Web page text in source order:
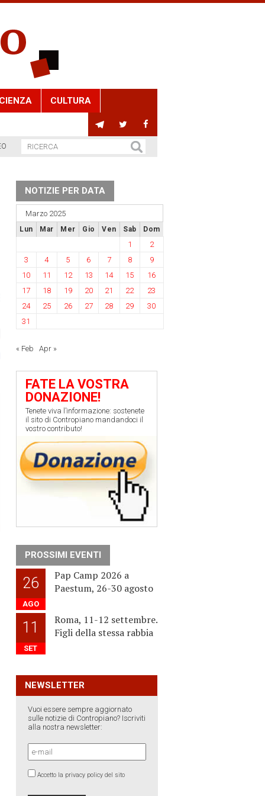
CULTURA
NOTIZIE PER DATA
Marzo 2025
Lun Mar Mer Gio Ven Sab Dom
1
2
3
4 5 6 7 8
9
10
11 12 13 14 15
16
17
18 19 20 21 22
23
24
25 26 27 28 29
30
31
« Feb Apr »
FATE LA VOSTRA
DONAZIONE!
Tenete viva l’informazione: sostenete
il sito di Contropiano mandandoci il
vostro contributo!
PROSSIMI EVENTI
26
AGO
Pap Camp 2026 a
Paestum, 26-30 agosto
11
SET
Roma, 11-12 settembre.
Figli della stessa rabbia
NEWSLETTER
Vuoi essere sempre aggiornato
sulle notizie di Contropiano? Iscriviti
alla nostra newsletter:
Accetto la privacy policy del sito